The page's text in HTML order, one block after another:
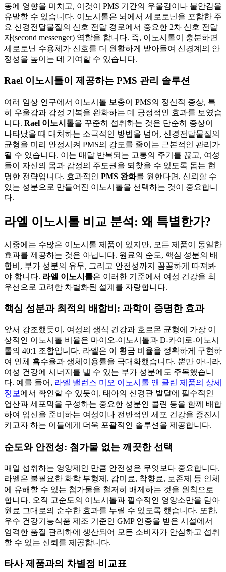
동에 영향을 미치고, 이것이 PMS 기간의 우울감이나 불안감을
유발할 수 있습니다. 이노시톨은 뇌에서 세로토닌을 포함한 주
요 신경전달물질의 신호 전달 경로에서 중요한 2차 신호 전달
자(second messenger) 역할을 합니다. 즉, 이노시톨이 충분하면
세로토닌 수용체가 신호를 더 원활하게 받아들여 신경계의 안
정성을 높이는 데 기여할 수 있습니다.
Rael 이노시톨이 제공하는 PMS 관리 솔루션
여러 임상 연구에서 이노시톨 보충이 PMS의 정신적 증상, 특
히 우울감과 감정 기복을 완화하는 데 긍정적인 효과를 보였습
니다. Rael 이노시톨을 꾸준히 섭취하는 것은 단순히 증상이
나타났을 때 대처하는 소극적인 방법을 넘어, 신경전달물질의
균형을 미리 안정시켜 PMS의 강도를 줄이는 근본적인 관리가
될 수 있습니다. 이는 매달 반복되는 고통의 주기를 끊고, 여성
들이 자신의 몸과 감정의 주도권을 되찾을 수 있도록 돕는 현
명한 전략입니다. 효과적인 PMS 완화를 원한다면, 신뢰할 수
있는 성분으로 만들어진 이노시톨을 선택하는 것이 중요합니
다.
라엘 이노시톨 비교 분석: 왜 특별한가?
시중에는 수많은 이노시톨 제품이 있지만, 모든 제품이 동일한
효과를 제공하는 것은 아닙니다. 원료의 순도, 핵심 성분의 배
합비, 부가 성분의 유무, 그리고 안전성까지 꼼꼼하게 따져봐
야 합니다. 라엘 이노시톨은 이러한 기준에서 여성 건강을 최
우선으로 고려한 차별화된 설계를 자랑합니다.
핵심 성분과 최적의 배합비: 과학이 증명한 효과
앞서 강조했듯이, 여성의 생식 건강과 호르몬 균형에 가장 이
상적인 이노시톨 비율은 마이오-이노시톨과 D-카이로-이노시
톨의 40:1 조합입니다. 라엘은 이 황금 비율을 정확하게 구현하
여 인체 흡수율과 생체이용률을 극대화했습니다. 뿐만 아니라,
여성 건강에 시너지를 낼 수 있는 부가 성분에도 주목했습니
다. 예를 들어, 라엘 밸런스 미오 이노시톨 앤 콜린 제품의 상세
정보 에서 확인할 수 있듯이, 태아의 신경관 발달에 필수적인
엽산과 세포막을 구성하는 중요한 성분인 콜린 등을 함께 배합
하여 임신을 준비하는 여성이나 전반적인 세포 건강을 증진시
키고자 하는 이들에게 더욱 포괄적인 솔루션을 제공합니다.
순도와 안전성: 첨가물 없는 깨끗한 선택
매일 섭취하는 영양제인 만큼 안전성은 무엇보다 중요합니다.
라엘은 불필요한 화학 부형제, 감미료, 착향료, 보존제 등 인체
에 유해할 수 있는 첨가물을 철저히 배제하는 것을 원칙으로
합니다. 오직 고순도의 이노시톨과 필수적인 영양소만을 담아
원료 그대로의 순수한 효과를 누릴 수 있도록 했습니다. 또한,
우수 건강기능식품 제조 기준인 GMP 인증을 받은 시설에서
엄격한 품질 관리하에 생산되어 모든 소비자가 안심하고 섭취
할 수 있는 신뢰를 제공합니다.
타사 제품과의 차별점 비교표